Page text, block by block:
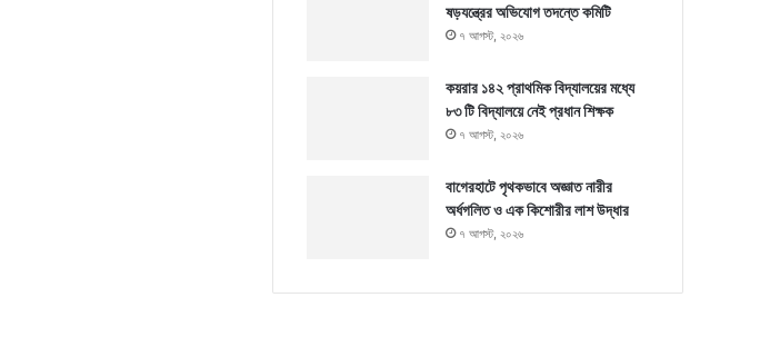
ষড়যন্ত্রের অভিযোগ তদন্তে কমিটি
৭ আগস্ট, ২০২৬
কয়রার ১৪২ প্রাথমিক বিদ্যালয়ের মধ্যে
৮৩ টি বিদ্যালয়ে নেই প্রধান শিক্ষক
৭ আগস্ট, ২০২৬
বাগেরহাটে পৃথকভাবে অজ্ঞাত নারীর
অর্ধগলিত ও এক কিশোরীর লাশ উদ্ধার
৭ আগস্ট, ২০২৬